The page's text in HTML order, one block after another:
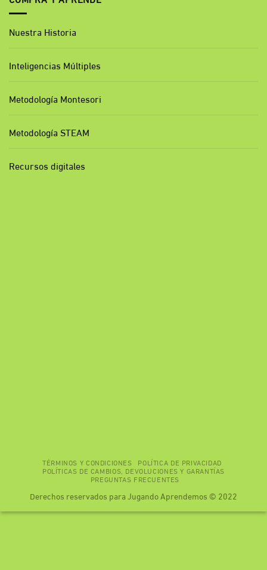
Nuestra Historia
Inteligencias Múltiples
Metodología Montesori
Metodología STEAM
Recursos digitales
TÉRMINOS Y CONDICIONES POLÍTICA DE PRIVACIDAD
POLÍTICAS DE CAMBIOS, DEVOLUCIONES Y GARANTÍAS
PREGUNTAS FRECUENTES
Derechos reservados para Jugando Aprendemos © 2022